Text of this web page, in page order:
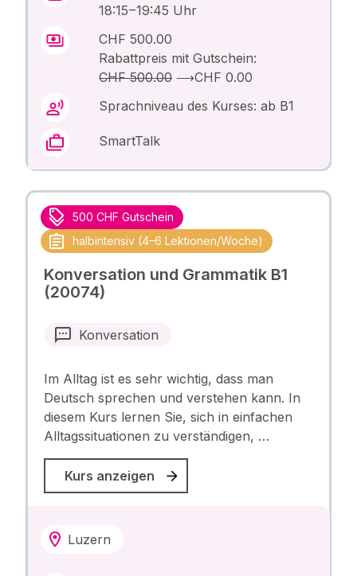
18:15 – 19:45 Uhr
CHF 500.00
Rabattpreis mit Gutschein:
CHF 500.00⟶CHF 0.00
Sprachniveau des Kurses: ab B1
SmartTalk
500 CHF Gutschein
halbintensiv (4–6 Lektionen/Woche)
Konversation und Grammatik B1
(20074)
Konversation
Im Alltag ist es sehr wichtig, dass man
Deutsch sprechen und verstehen kann. In
diesem Kurs lernen Sie, sich in einfachen
Alltagssituationen zu verständigen, …
Kurs anzeigen
Luzern